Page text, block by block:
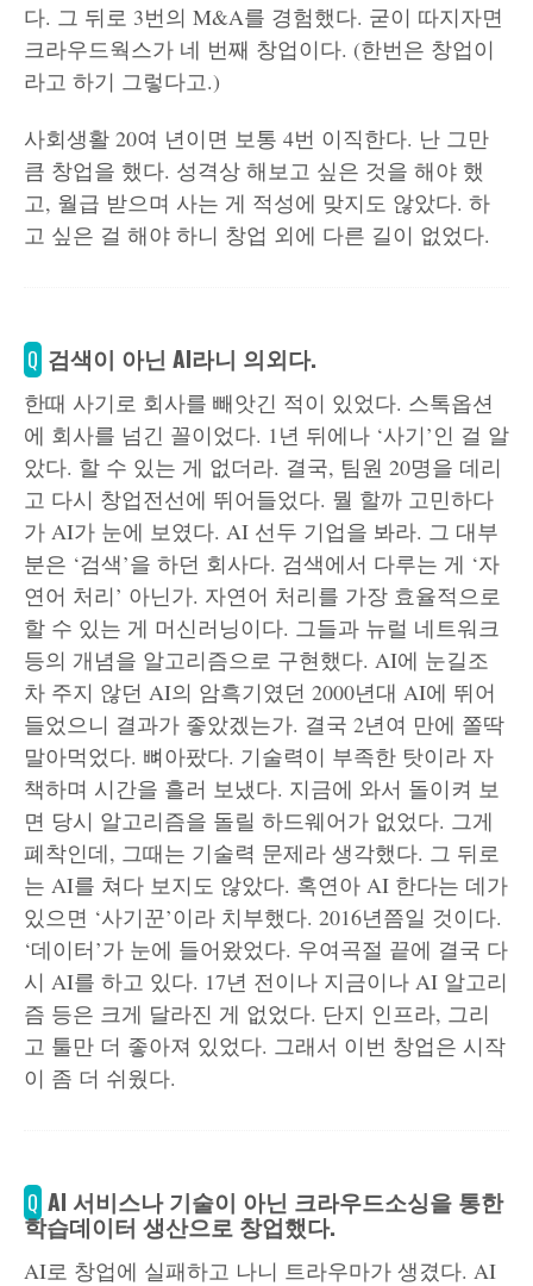
다. 그 뒤로 3번의 M&A를 경험했다. 굳이 따지자면
크라우드웍스가 네 번째 창업이다. (한번은 창업이
라고 하기 그렇다고.)
사회생활 20여 년이면 보통 4번 이직한다. 난 그만
큼 창업을 했다. 성격상 해보고 싶은 것을 해야 했
고, 월급 받으며 사는 게 적성에 맞지도 않았다. 하
고 싶은 걸 해야 하니 창업 외에 다른 길이 없었다.
Q 검색이 아닌 AI라니 의외다.
한때 사기로 회사를 빼앗긴 적이 있었다. 스톡옵션
에 회사를 넘긴 꼴이었다. 1년 뒤에나 ‘사기’인 걸 알
았다. 할 수 있는 게 없더라. 결국, 팀원 20명을 데리
고 다시 창업전선에 뛰어들었다. 뭘 할까 고민하다
가 AI가 눈에 보였다. AI 선두 기업을 봐라. 그 대부
분은 ‘검색’을 하던 회사다. 검색에서 다루는 게 ‘자
연어 처리’ 아닌가. 자연어 처리를 가장 효율적으로
할 수 있는 게 머신러닝이다. 그들과 뉴럴 네트워크
등의 개념을 알고리즘으로 구현했다. AI에 눈길조
차 주지 않던 AI의 암흑기였던 2000년대 AI에 뛰어
들었으니 결과가 좋았겠는가. 결국 2년여 만에 쫄딱
말아먹었다. 뼈아팠다. 기술력이 부족한 탓이라 자
책하며 시간을 흘러 보냈다. 지금에 와서 돌이켜 보
면 당시 알고리즘을 돌릴 하드웨어가 없었다. 그게
폐착인데, 그때는 기술력 문제라 생각했다. 그 뒤로
는 AI를 쳐다 보지도 않았다. 혹연아 AI 한다는 데가
있으면 ‘사기꾼’이라 치부했다. 2016년쯤일 것이다.
‘데이터’가 눈에 들어왔었다. 우여곡절 끝에 결국 다
시 AI를 하고 있다. 17년 전이나 지금이나 AI 알고리
즘 등은 크게 달라진 게 없었다. 단지 인프라, 그리
고 툴만 더 좋아져 있었다. 그래서 이번 창업은 시작
이 좀 더 쉬웠다.
Q AI 서비스나 기술이 아닌 크라우드소싱을 통한
학습데이터 생산으로 창업했다.
AI로 창업에 실패하고 나니 트라우마가 생겼다. AI